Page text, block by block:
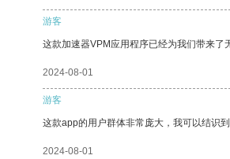
游客
这款加速器VPM应用程序已经为我们带来了
2024-08-01
游客
这款app的用户群体非常庞大，我可以结识到
2024-08-01